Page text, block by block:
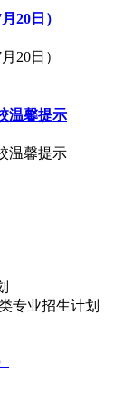
20日）
20日）
温馨提示
温馨提示
专业招生计划